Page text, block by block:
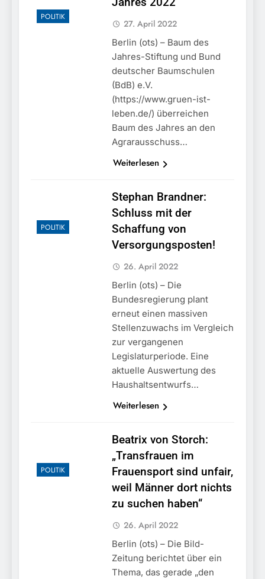
POLITIK
27. April 2022
Berlin (ots) – Baum des
Jahres-Stiftung und Bund
deutscher Baumschulen
(BdB) e.V.
(https://www.gruen-ist-
leben.de/) überreichen
Baum des Jahres an den
Agrarausschuss…
Weiterlesen
POLITIK
Stephan Brandner:
Schluss mit der
Schaffung von
Versorgungsposten!
26. April 2022
Berlin (ots) – Die
Bundesregierung plant
erneut einen massiven
Stellenzuwachs im Vergleich
zur vergangenen
Legislaturperiode. Eine
aktuelle Auswertung des
Haushaltsentwurfs…
Weiterlesen
POLITIK
Beatrix von Storch:
„Transfrauen im
Frauensport sind unfair,
weil Männer dort nichts
zu suchen haben“
26. April 2022
Berlin (ots) – Die Bild-
Zeitung berichtet über ein
Thema, das gerade „den